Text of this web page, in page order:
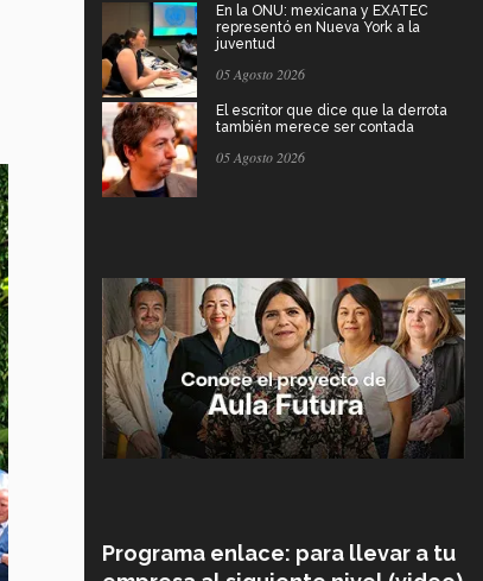
En la ONU: mexicana y EXATEC
representó en Nueva York a la
juventud
05 Agosto 2026
El escritor que dice que la derrota
también merece ser contada
05 Agosto 2026
Programa enlace: para llevar a tu